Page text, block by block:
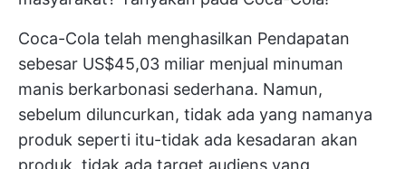
Coca-Cola telah menghasilkan Pendapatan
sebesar US$45,03 miliar menjual minuman
manis berkarbonasi sederhana. Namun,
sebelum diluncurkan, tidak ada yang namanya
produk seperti itu-tidak ada kesadaran akan
produk, tidak ada target audiens yang